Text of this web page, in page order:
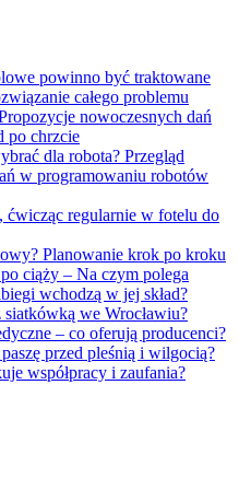
powinno być traktowane
całego problemu
nowoczesnych dań
po chrzcie
dla robota? Przegląd
w programowaniu robotów
ćwicząc regularnie w fotelu do
Planowanie krok po kroku
ciąży – Na czym polega
wchodzą w jej skład?
we Wrocławiu?
– co oferują producenci?
przed pleśnią i wilgocią?
współpracy i zaufania?